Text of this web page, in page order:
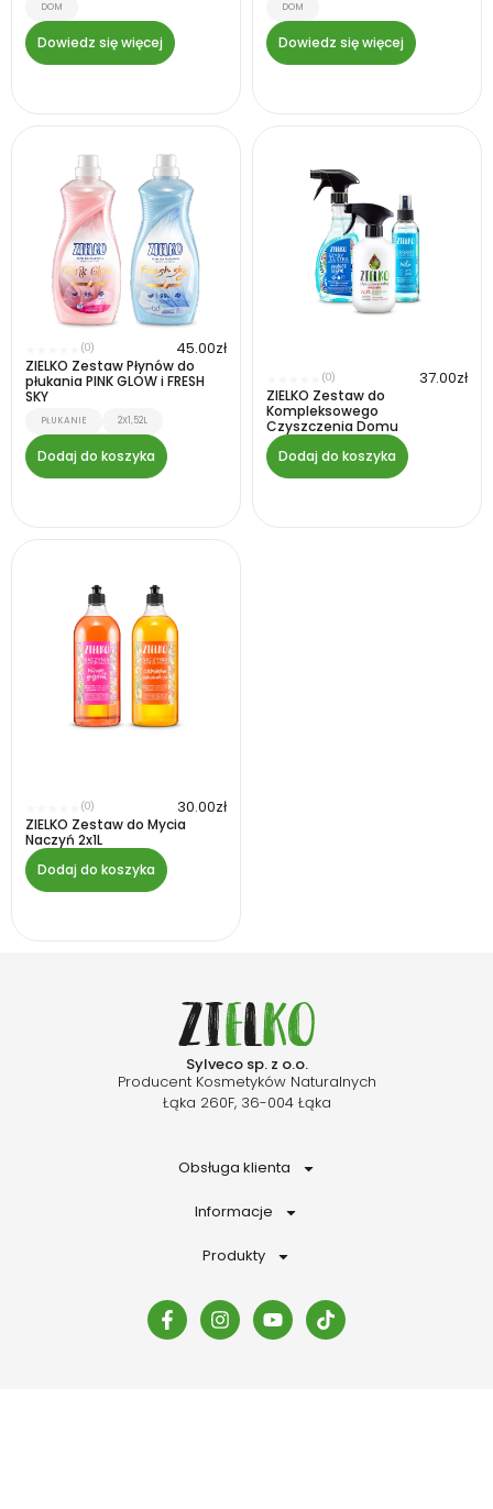
DOM
Dowiedz się więcej
DOM
Dowiedz się więcej
(0) 45.00zł
ZIELKO Zestaw Płynów do
płukania PINK GLOW i FRESH
SKY
PŁUKANIE 2X1,52L
Dodaj do koszyka
(0) 37.00zł
ZIELKO Zestaw do
Kompleksowego
Czyszczenia Domu
Dodaj do koszyka
(0) 30.00zł
ZIELKO Zestaw do Mycia
Naczyń 2x1L
Dodaj do koszyka
Sylveco sp. z o.o.
Producent Kosmetyków Naturalnych
Łąka 260F, 36-004 Łąka
Obsługa klienta
Informacje
Produkty